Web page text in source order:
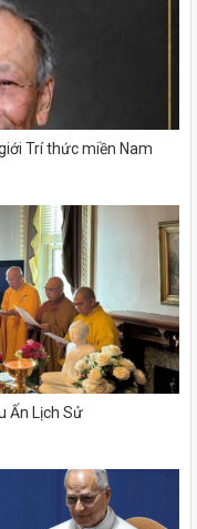
Trí thức miền Nam
Ấn Lịch Sử